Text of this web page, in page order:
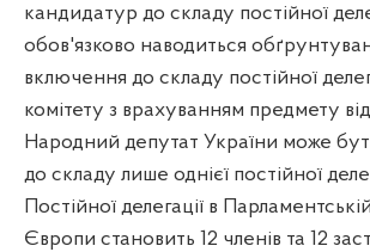
кандидатур до складу постійної
обов'язково наводиться
включення до складу постійної
комітету з врахуванням предмету
Народний депутат України може
до складу лише однієї постійної
Постійної делегації в
Європи становить 12 членів та 12